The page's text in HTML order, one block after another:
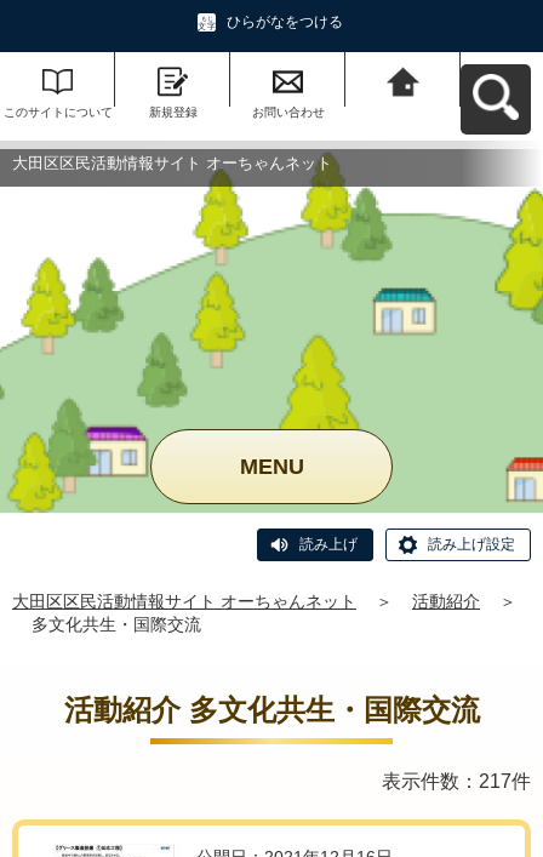
ひらがなをつける
このサイトについて 新規登録 お問い合わせ
ットへ戻る
大田区区民活動情報サイト オーちゃんネット
MENU
読み上げ 読み上げ設定
大田区区民活動情報サイト オーちゃんネット ＞ 活動紹介
＞
多文化共生・国際交流
活動紹介 多文化共生・国際交流
表示件数：217件